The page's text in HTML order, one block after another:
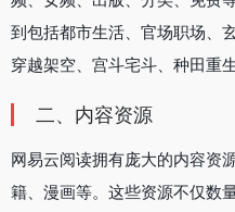
到包括都市生活、官场职场、
穿越架空、宫斗宅斗、种田重
二、内容资源
网易云阅读拥有庞大的内容资
籍、漫画等。这些资源不仅数